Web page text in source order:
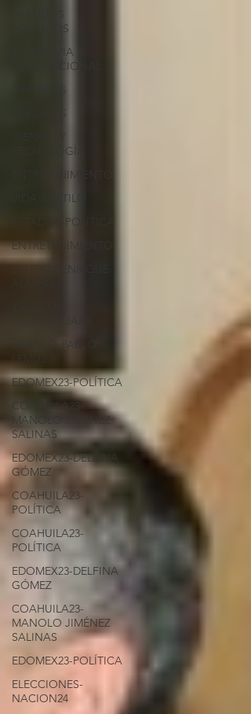
POLÍTICOS
ECONOMÍA
INTERNACIONAL
DEPORTES
TECNOLOGÍA
ENTRETENIMIENTO
VIDA Y ESTILO
ESTADOS-POLÍTICA
ENTRETENIMIENTO
JALISCO-ENRIQUE
LEMUS
EDOMEX23-POLÍTICA
COAHUILA23-
MANOLO JIMÉNEZ
SALINAS
EDOMEX23-DELFINA
GÓMEZ
COAHUILA23-
POLÍTICA
COAHUILA23-
POLÍTICA
EDOMEX23-DELFINA
GÓMEZ
COAHUILA23-
MANOLO JIMÉNEZ
SALINAS
EDOMEX23-POLÍTICA
ELECCIONES-
NACION24